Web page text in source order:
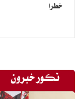
خطرا
نڪور خبرون